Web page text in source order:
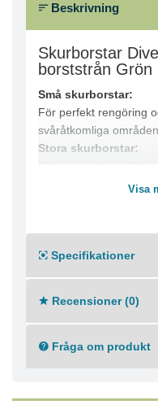
Beskrivning
Skurborstar
borststrån Grön
Små skurborstar:
För perfekt rengöring
svåråtkomliga
Stora skurborstar:
öppna och
Visa
Specifikationer
Recensioner (0)
Fråga om produkt